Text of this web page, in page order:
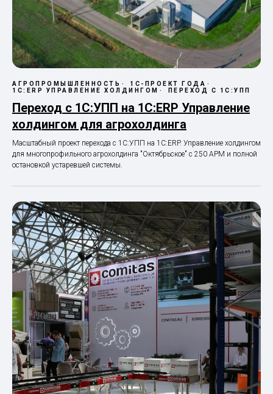
АГРОПРОМЫШЛЕННОСТЬ
1С-ПРОЕКТ ГОДА
1С:ERP УПРАВЛЕНИЕ ХОЛДИНГОМ
ПЕРЕХОД С 1С:УПП
Переход с 1С:УПП на 1С:ERP Управление
холдингом для агрохолдинга
Масштабный проект перехода с 1С:УПП на 1С:ERP. Управление холдингом
для многопрофильного агрохолдинга "Октябрьское" с 250 АРМ и полной
остановкой устаревшей системы.